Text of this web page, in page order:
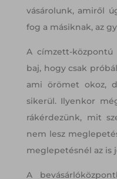
vásárolunk, amiről
fog a másiknak, az
A címzett-
baj, hogy csak
ami örömet okoz,
sikerül. Ilyenkor
rákérdezünk, mit
nem lesz
meglepetésnél az is
A